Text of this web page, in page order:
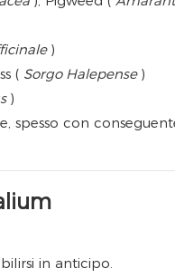
)
( Sorgo Halepense )
)
spesso con
in anticipo.